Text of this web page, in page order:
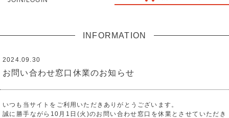
INFORMATION
2024.09.30
お問い合わせ窓口休業のお知らせ
いつも当サイトをご利用いただきありがとうございます。
誠に勝手ながら10月1日(火)のお問い合わせ窓口を休業とさせていただき